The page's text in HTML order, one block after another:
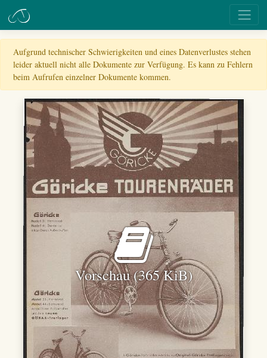
Aufgrund technischer Schwierigkeiten und eines Datenverlustes stehen
leider aktuell nicht alle Dokumente zur Verfügung. Es kann zu Fehlern
beim Aufrufen einzelner Dokumente kommen.
Vorschau (365 KiB)